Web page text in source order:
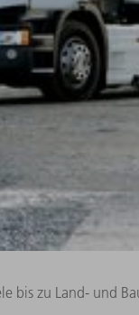
bis zu Land- und